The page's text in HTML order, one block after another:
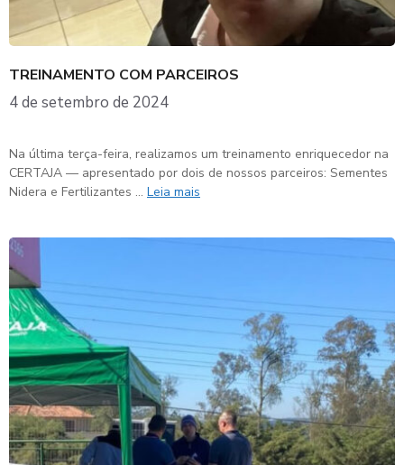
TREINAMENTO COM PARCEIROS
4 de setembro de 2024
Na última terça-feira, realizamos um treinamento enriquecedor na
CERTAJA — apresentado por dois de nossos parceiros: Sementes
Nidera e Fertilizantes … Leia mais